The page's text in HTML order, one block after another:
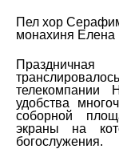
Пел хор
монахиня Елена
удобства
соборной
экраны на
богослужения.